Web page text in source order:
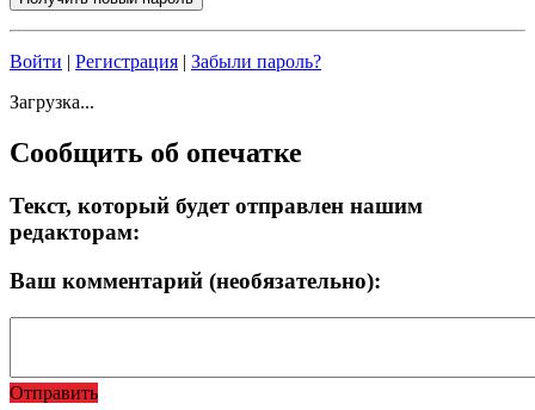
Войти | Регистрация | Забыли пароль?
Загрузка...
Сообщить об опечатке
Текст, который будет отправлен нашим
редакторам:
Ваш комментарий (необязательно):
Отправить